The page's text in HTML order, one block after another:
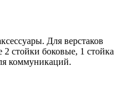
Для верстаков
стойки боковые, 1 стойка
коммуникаций.